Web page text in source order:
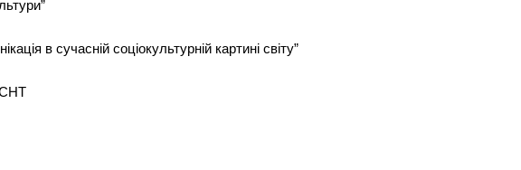
в сучасній соціокультурній картині світу”